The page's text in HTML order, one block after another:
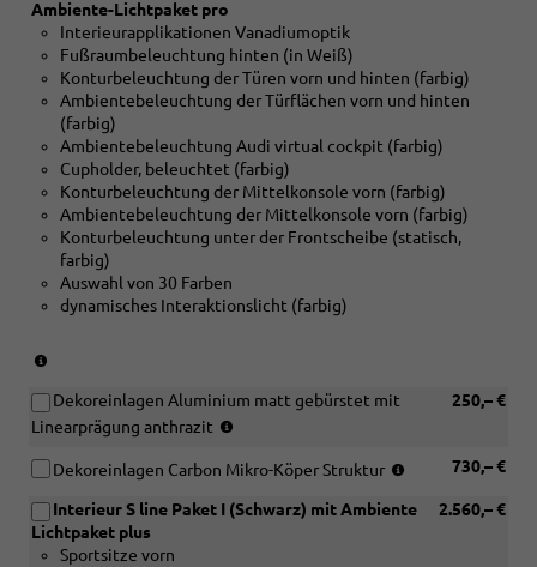
mit
[PY2]
line
Paket)
Ambiente-Lichtpaket pro
Interieurapplikationen Vanadiumoptik
Fußraumbeleuchtung hinten (in Weiß)
Konturbeleuchtung der Türen vorn und hinten (farbig)
Ambientebeleuchtung der Türflächen vorn und hinten
(farbig)
Ambientebeleuchtung Audi virtual cockpit (farbig)
Cupholder, beleuchtet (farbig)
Konturbeleuchtung der Mittelkonsole vorn (farbig)
Ambientebeleuchtung der Mittelkonsole vorn (farbig)
Konturbeleuchtung unter der Frontscheibe (statisch,
farbig)
Auswahl von 30 Farben
dynamisches Interaktionslicht (farbig)
Verbindung
mit
S
Paket)
250,– €
Dekoreinlagen Aluminium matt gebürstet mit
Linearprägung anthrazit
Verbindung
[PWK]
730,– €
Dekoreinlagen Carbon Mikro-Köper Struktur
Verbindung
2.560,– €
Interieur S line Paket I (Schwarz) mit Ambiente
Lichtpaket plus
Sportsitze vorn